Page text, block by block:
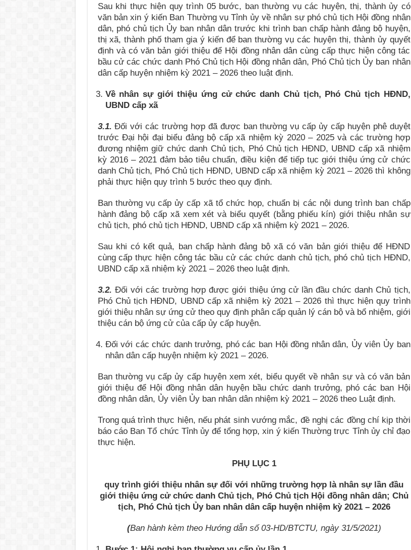
Sau khi thực hiện quy trình 05 bước, ban thường vụ các huyện, thị, thành ủy có
văn bản xin ý kiến Ban Thường vụ Tỉnh ủy về nhân sự phó chủ tịch Hội đồng nhân
dân, phó chủ tịch Ủy ban nhân dân trước khi trình ban chấp hành đảng bộ huyện,
thị xã, thành phố tham gia ý kiến để ban thường vụ các huyện thị, thành ủy quyết
định và có văn bản giới thiệu để Hội đồng nhân dân cùng cấp thực hiện công tác
bầu cử các chức danh Phó Chủ tịch Hội đồng nhân dân, Phó Chủ tịch Ủy ban nhân
dân cấp huyện nhiệm kỳ 2021 – 2026 theo luật định.
Về nhân sự giới thiệu ứng cử chức danh Chủ tịch, Phó Chủ tịch HĐND,
UBND cấp xã
3.1. Đối với các trường hợp đã được ban thường vụ cấp ủy cấp huyện phê duyệt
trước Đại hội đại biểu đảng bộ cấp xã nhiệm kỳ 2020 – 2025 và các trường hợp
đương nhiệm giữ chức danh Chủ tịch, Phó Chủ tịch HĐND, UBND cấp xã nhiệm
kỳ 2016 – 2021 đảm bảo tiêu chuẩn, điều kiện để tiếp tục giới thiệu ứng cử chức
danh Chủ tịch, Phó Chủ tịch HĐND, UBND cấp xã nhiệm kỳ 2021 – 2026 thì không
phải thực hiện quy trình 5 bước theo quy định.
Ban thường vụ cấp ủy cấp xã tổ chức họp, chuẩn bị các nội dung trình ban chấp
hành đảng bộ cấp xã xem xét và biểu quyết (bằng phiếu kín) giới thiệu nhân sự
chủ tịch, phó chủ tịch HĐND, UBND cấp xã nhiệm kỳ 2021 – 2026.
Sau khi có kết quả, ban chấp hành đảng bộ xã có văn bản giới thiệu để HĐND
cùng cấp thực hiện công tác bầu cử các chức danh chủ tịch, phó chủ tịch HĐND,
UBND cấp xã nhiệm kỳ 2021 – 2026 theo luật định.
3.2. Đối với các trường hợp được giới thiệu ứng cử lần đầu chức danh Chủ tịch,
Phó Chủ tịch HĐND, UBND cấp xã nhiệm kỳ 2021 – 2026 thì thực hiện quy trình
giới thiệu nhân sự ứng cử theo quy định phân cấp quản lý cán bộ và bổ nhiệm, giới
thiệu cán bộ ứng cử của cấp ủy cấp huyện.
Đối với các chức danh trưởng, phó các ban Hội đồng nhân dân, Ủy viên Ủy ban
nhân dân cấp huyện nhiệm kỳ 2021 – 2026.
Ban thường vụ cấp ủy cấp huyện xem xét, biểu quyết về nhân sự và có văn bản
giới thiệu để Hội đồng nhân dân huyện bầu chức danh trưởng, phó các ban Hội
đồng nhân dân, Ủy viên Ủy ban nhân dân nhiệm kỳ 2021 – 2026 theo Luật định.
Trong quá trình thực hiện, nếu phát sinh vướng mắc, đề nghị các đồng chí kịp thời
báo cáo Ban Tổ chức Tỉnh ủy để tổng hợp, xin ý kiến Thường trực Tỉnh ủy chỉ đạo
thực hiện.
PHỤ LỤC 1
quy trình giới thiệu nhân sự đối với những trường hợp là nhân sự lần đầu
giới thiệu ứng cử chức danh Chủ tịch, Phó Chủ tịch Hội đồng nhân dân; Chủ
tịch, Phó Chủ tịch Ủy ban nhân dân cấp huyện nhiệm kỳ 2021 – 2026
(Ban hành kèm theo Hướng dẫn số 03-HD/BTCTU, ngày 31/5/2021)